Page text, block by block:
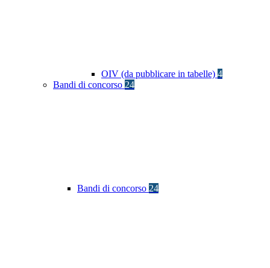
OIV (da pubblicare in tabelle) 4
Bandi di concorso 24
Bandi di concorso 24